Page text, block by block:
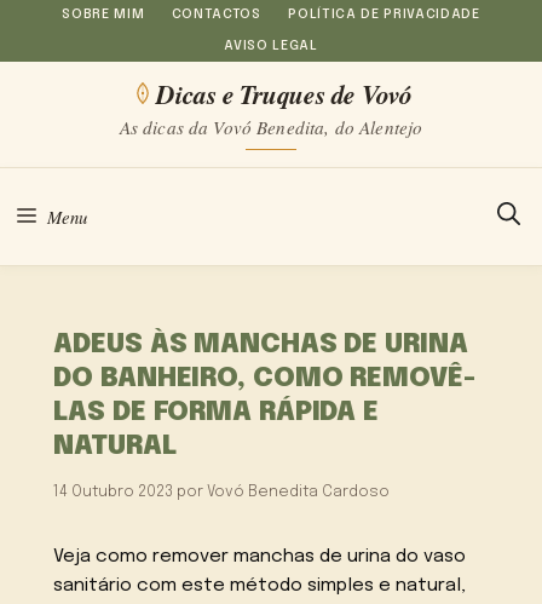
Saltar
para
conteúdo
SOBRE MIM CONTACTOS POLÍTICA DE PRIVACIDADE
AVISO LEGAL
Dicas e Truques de Vovó
As dicas da Vovó Benedita, do Alentejo
Menu
ADEUS ÀS MANCHAS DE URINA
DO BANHEIRO, COMO REMOVÊ-
LAS DE FORMA RÁPIDA E
NATURAL
14 Outubro 2023 por Vovó Benedita Cardoso
Veja como remover manchas de urina do vaso
sanitário com este método simples e natural,